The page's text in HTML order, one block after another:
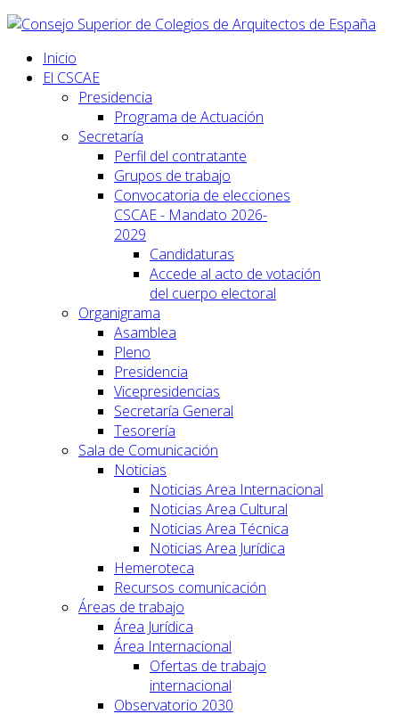
Inicio
El CSCAE
Presidencia
Programa de Actuación
Secretaría
Perfil del contratante
Grupos de trabajo
Convocatoria de elecciones
CSCAE - Mandato 2026-
2029
Candidaturas
Accede al acto de votación
del cuerpo electoral
Organigrama
Asamblea
Pleno
Presidencia
Vicepresidencias
Secretaría General
Tesorería
Sala de Comunicación
Noticias
Noticias Area Internacional
Noticias Area Cultural
Noticias Area Técnica
Noticias Area Jurídica
Hemeroteca
Recursos comunicación
Áreas de trabajo
Área Jurídica
Área Internacional
Ofertas de trabajo
internacional
Observatorio 2030